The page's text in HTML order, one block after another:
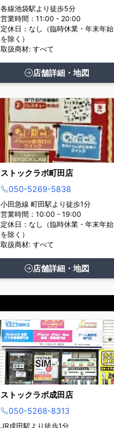
各線池袋駅より徒歩5分
営業時間：11:00 - 20:00
定休日：なし（臨時休業・年末年始
を除く）
取扱商材: すべて
店舗詳細・地図
ストックラボ町田店
050-5269-5838
小田急線 町田駅より徒歩1分
営業時間：10:00 - 19:00
定休日：なし（臨時休業・年末年始
を除く）
取扱商材: すべて
店舗詳細・地図
ストックラボ成田店
050-5268-8313
JR成田駅より徒歩1分